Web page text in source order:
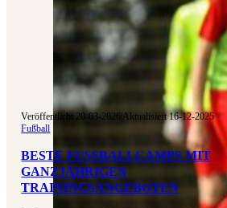
Veröffentlicht 20-03-2026|Aktualisiert 16-12-2025
Fußball
BESTE FUSSBALLCAMPS MIT G
ANZJÄHRIGEN T
RAININGSANGEBOTEN